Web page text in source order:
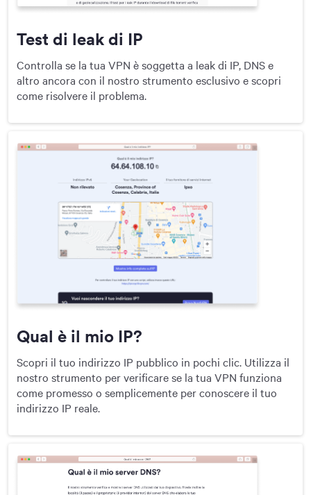
Test di leak di IP
Controlla se la tua VPN è soggetta a leak di IP, DNS e
altro ancora con il nostro strumento esclusivo e scopri
come risolvere il problema.
Qual è il mio IP?
Scopri il tuo indirizzo IP pubblico in pochi clic. Utilizza il
nostro strumento per verificare se la tua VPN funziona
come promesso o semplicemente per conoscere il tuo
indirizzo IP reale.